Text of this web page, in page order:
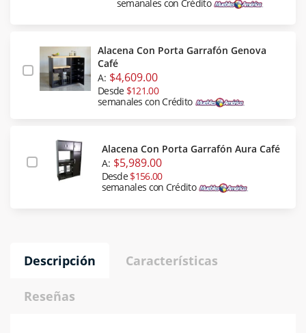
semanales con Crédito
Alacena Con Porta Garrafón Genova
Café
A: $4,609.00
Desde $121.00
semanales con Crédito
Alacena Con Porta Garrafón Aura Café
A: $5,989.00
Desde$156.00
semanales con Crédito
Descripción Características
Reseñas